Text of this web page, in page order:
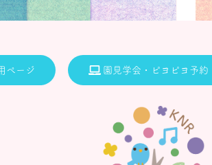
ページ 園見学会・ピヨピヨ予約